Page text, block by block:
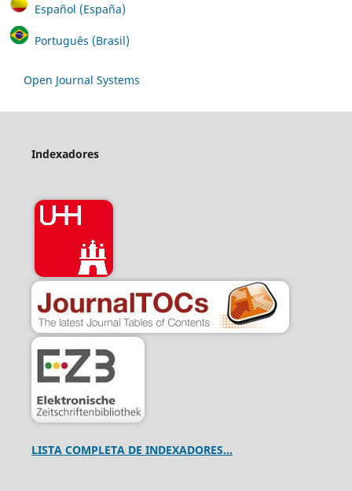
Español (España)
Português (Brasil)
Open Journal Systems
Indexadores
LISTA COMPLETA DE INDEXADORES...